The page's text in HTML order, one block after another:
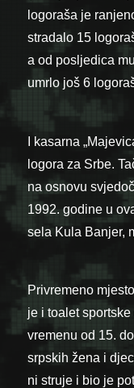
logoraša je
stradalo 15
a od posljedica
umrlo još 6
I kasarna
logora za Srbe.
na osnovu
1992. godine u
sela Kula Banjer,
Privremeno
je i toalet
vremenu od 15.
srpskih žena i
ni struje i bio je